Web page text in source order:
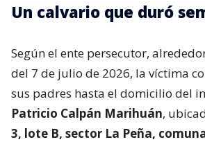
Un calvario que duró
Según el ente persecutor,
del 7 de julio de 2026, la víctima
sus padres hasta el domicilio del
Patricio Calpán Marihuán,
3, lote B, sector La Peña,